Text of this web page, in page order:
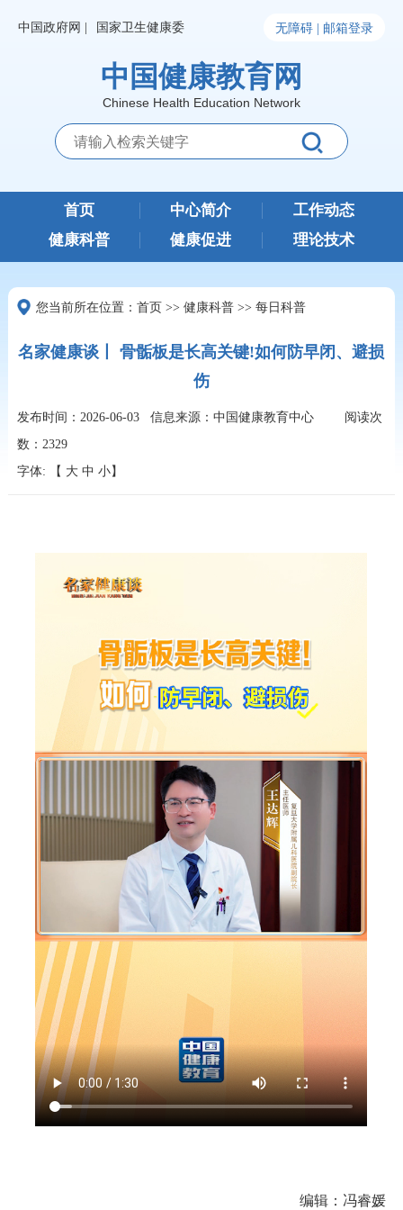
中国政府网 | 国家卫生健康委 无障碍 | 邮箱登录
中国健康教育网
Chinese Health Education Network
首页 中心简介
工作动态
健康科普
健康促进 理论技术
您当前所在位置： 首页 >> 健康科普>> 每日科普
名家健康谈丨 骨骺板是长高关键!如何防早闭、避损
伤
发布时间：2026-06-03 信息来源：中国健康教育中心
阅读次
数： 2329
字体: 【 大 中 小】
编辑：冯睿媛